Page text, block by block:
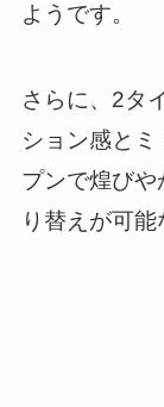
ようです。
さらに、2タ
ション感と
プンで煌び
り替えが可能